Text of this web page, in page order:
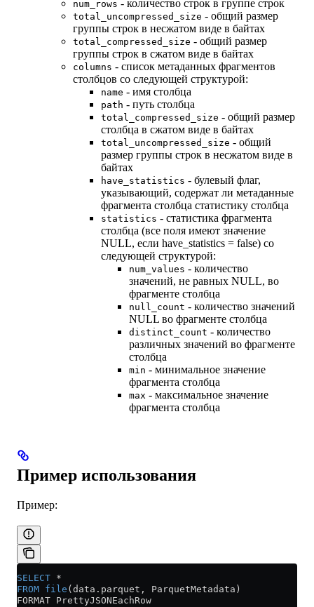
num_rows - количество строк в группе строк
total_uncompressed_size - общий размер
группы строк в несжатом виде в байтах
total_compressed_size - общий размер
группы строк в сжатом виде в байтах
columns - список метаданных фрагментов
столбцов со следующей структурой:
name - имя столбца
path - путь столбца
total_compressed_size - общий размер
столбца в сжатом виде в байтах
total_uncompressed_size - общий
размер группы строк в несжатом виде в
байтах
have_statistics - булевый флаг,
указывающий, содержат ли метаданные
фрагмента столбца статистику столбца
statistics - статистика фрагмента
столбца (все поля имеют значение
NULL, если have_statistics = false) со
следующей структурой:
num_values - количество
значений, не равных NULL, во
фрагменте столбца
null_count - количество значений
NULL во фрагменте столбца
distinct_count - количество
различных значений во фрагменте
столбца
min - минимальное значение
фрагмента столбца
max - максимальное значение
фрагмента столбца
Пример использования
Пример:
SELECT *
FROM file ( data . parquet , ParquetMetadata)
FORMAT PrettyJSONEachRow